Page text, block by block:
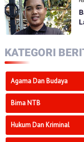
KATEGORI
Agama Dan Budaya
Bima NTB
Hukum Dan Kriminal